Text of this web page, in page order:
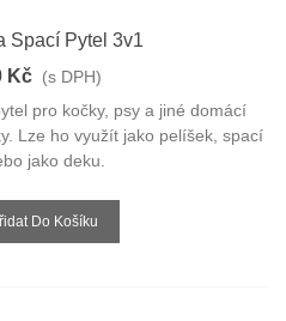
Spací Pytel 3v1
Kč (s DPH)
pro kočky, psy a jiné domácí
Lze ho využít jako pelíšek, spací
jako deku.
Do Košíku